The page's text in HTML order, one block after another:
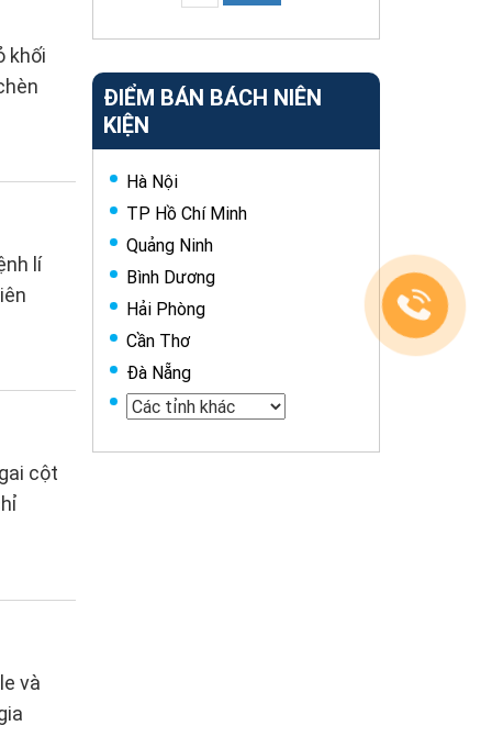
khối
lí
cột
và
ĐIỂM BÁN BÁCH NIÊN
KIỆN
Hà Nội
TP Hồ Chí Minh
Quảng Ninh
Bình Dương
Hải Phòng
Cần Thơ
Đà Nẵng